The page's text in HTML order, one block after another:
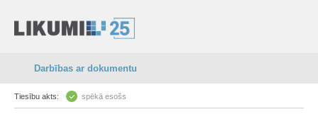
Darbības ar dokumentu
Tiesību akts: spēkā esošs